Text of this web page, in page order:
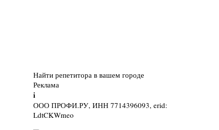
Найти репетитора в вашем городе
Реклама
i
ООО ПРОФИ.РУ, ИНН 7714396093, erid:
LdtCKWmeo